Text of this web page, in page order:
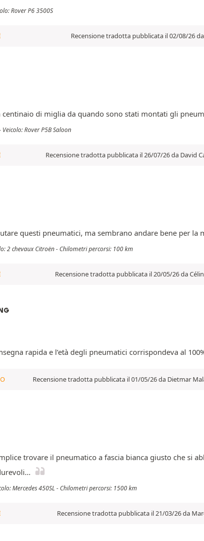
Rover P6 3500S
Recensione tradotta pubblicata il 02/08/26
centinaio di miglia da quando sono stati montati gli
Rover P5B Saloon
Recensione tradotta pubblicata il 26/07/26 da David
questi pneumatici, ma sembrano andare bene per la
2 chevaux Citroën - Chilometri percorsi: 100 km
Recensione tradotta pubblicata il 20/05/26 da
rapida e l’età degli pneumatici corrispondeva al
Recensione tradotta pubblicata il 01/05/26 da Dietmar
trovare il pneumatico a fascia bianca giusto che si
Mercedes 450SL - Chilometri percorsi: 1500 km
Recensione tradotta pubblicata il 21/03/26 da